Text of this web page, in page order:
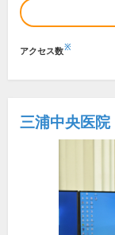
アクセス数※
三浦中央医院